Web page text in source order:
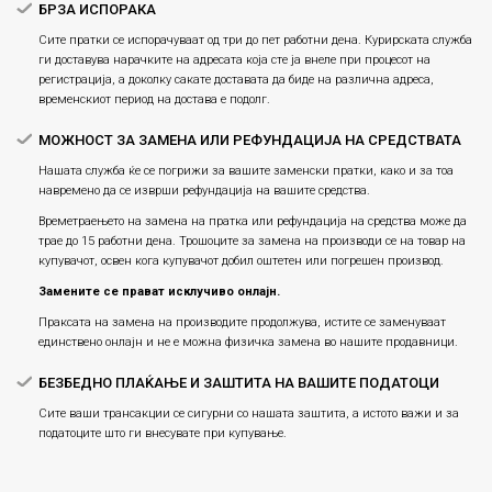
БРЗА ИСПОРАКА
Сите пратки се испорачуваат од три до пет работни дена. Курирската служба
ги доставува нарачките на адресата која сте ја внеле при процесот на
регистрација, а доколку сакате доставата да биде на различна адреса,
временскиот период на достава е подолг.
МОЖНОСТ ЗА ЗАМЕНА ИЛИ РЕФУНДАЦИЈА НА СРЕДСТВАТА
Нашата служба ќе се погрижи за вашите заменски пратки, како и за тоа
навремено да се изврши рефундација на вашите средства.
Времетраењето на замена на пратка или рефундацијa на средства може да
трае до 15 работни дена. Трошоците за замена на производи се на товар на
купувачот, освен кога купувачот добил оштетен или погрешен производ.
Замените се прават исклучиво онлајн.
Праксата на замена на производите продолжува, истите се заменуваат
единствено онлајн и не е можна физичка замена во нашите продавници.
БЕЗБЕДНО ПЛАЌАЊЕ И ЗАШТИТА НА ВАШИТЕ ПОДАТОЦИ
Сите ваши трансакции се сигурни со нашата заштита, а истото важи и за
податоците што ги внесувате при купување.